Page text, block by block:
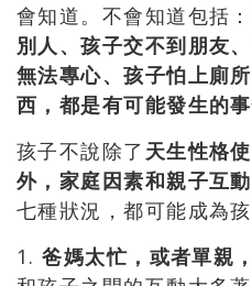
會知道。不會知道包括：
別人、孩子交不到朋友
無法專心、孩子怕上廁
西，都是有可能發生的事
孩子不說除了 天生性格
外，家庭因素和親子互
七種狀況，都可能成為孩
1.爸媽太忙，或者單親